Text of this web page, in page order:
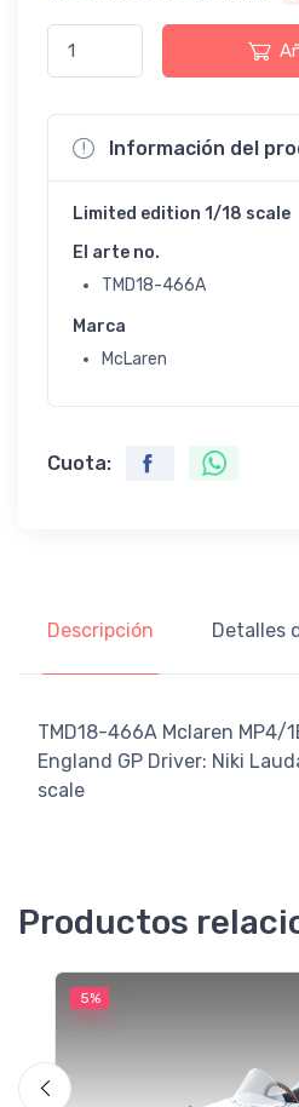
Información del
Limited edition 1/18 scale
El arte no.
TMD18-466A
Marca
McLaren
Cuota:
Descripción Detalles
TMD18-466A Mclaren MP4/
England GP Driver: Niki
scale
Productos
5%